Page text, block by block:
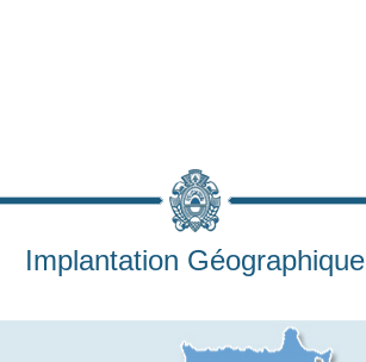
Implantation Géographique